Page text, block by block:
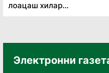
лоацаш хилар...
Электронни